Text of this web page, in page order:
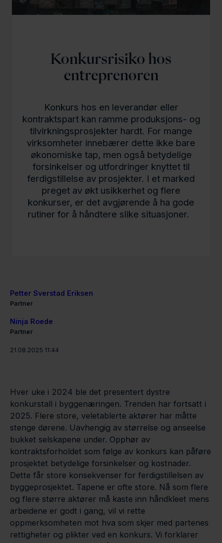
Konkursrisiko hos
entreprenøren
Konkurs hos en leverandør eller
kontraktspart kan ramme produksjons- og
tilvirkningsprosjekter hardt. For mange
virksomheter innebærer dette ikke bare
økonomiske tap, men også betydelige
forsinkelser og utfordringer knyttet til
ferdigstillelse av prosjekter. I et marked
preget av økt usikkerhet og flere
konkurser, er det avgjørende å ha gode
rutiner for å håndtere slike situasjoner.
Petter Sverstad Eriksen
Partner
Ninja Roede
Partner
21.08.2025 11:44
Hver uke i 2024 ble det presentert dystre
konkurstall i byggenæringen. Trenden har fortsatt i
2025. Flere store, veletablerte aktører har måtte
stenge dørene. Uavhengig av størrelse og anseelse
bukket selskapene under. Opphør av
kontraktsforholdet som følge av konkurs kan påføre
prosjektet betydelige forsinkelser og kostnader.
Dette får store konsekvenser for ferdigstillelsen av
byggeprosjektet. Tapene er ofte store. Nå som flere
og flere større aktører må kaste inn håndkleet mens
arbeidene er godt i gang, vil vi rette
oppmerksomheten mot hva som skjer med partenes
rettigheter og plikter ved en konkurs. Vi forklarer